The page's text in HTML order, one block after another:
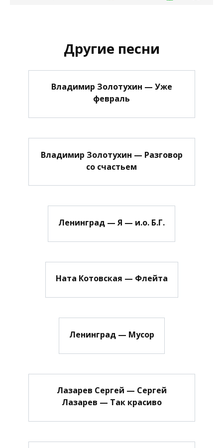
Другие песни
Владимир Золотухин — Уже
февраль
Владимир Золотухин — Разговор
со счастьем
Ленинград — Я — и.о. Б.Г.
Ната Котовская — Флейта
Ленинград — Мусор
Лазарев Сергей — Сергей
Лазарев — Так красиво